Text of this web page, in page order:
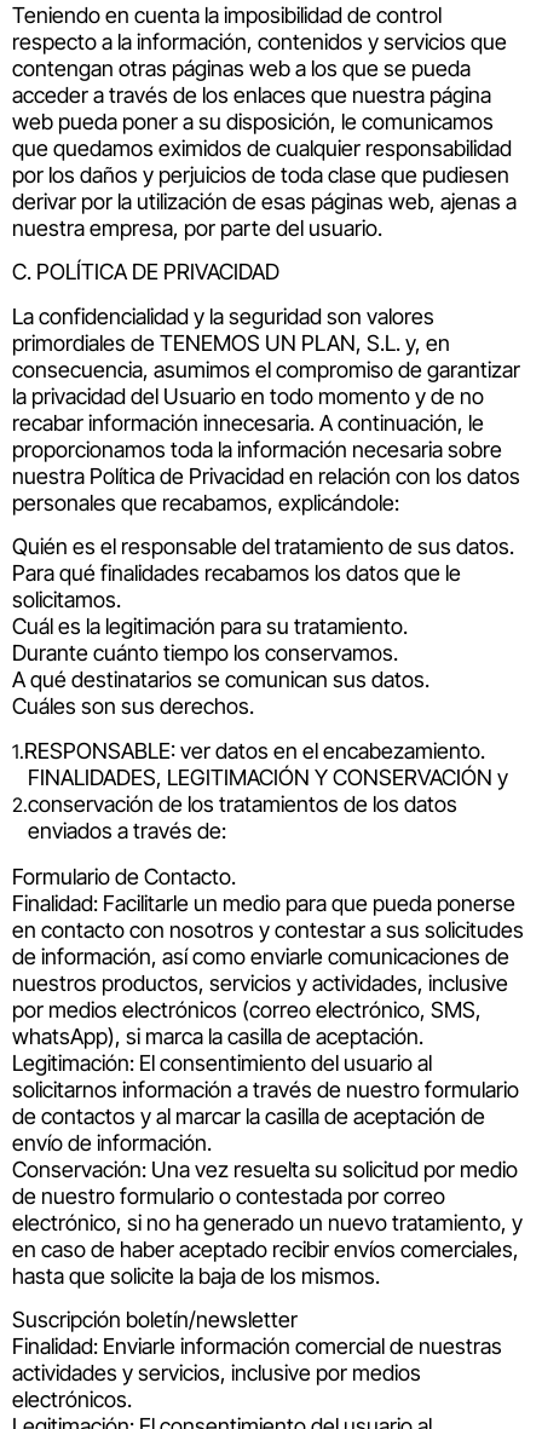
Teniendo en cuenta la imposibilidad de control
respecto a la información, contenidos y servicios que
contengan otras páginas web a los que se pueda
acceder a través de los enlaces que nuestra página
web pueda poner a su disposición, le comunicamos
que quedamos eximidos de cualquier responsabilidad
por los daños y perjuicios de toda clase que pudiesen
derivar por la utilización de esas páginas web, ajenas a
nuestra empresa, por parte del usuario.
C. POLÍTICA DE PRIVACIDAD
La confidencialidad y la seguridad son valores
primordiales de TENEMOS UN PLAN, S.L. y, en
consecuencia, asumimos el compromiso de garantizar
la privacidad del Usuario en todo momento y de no
recabar información innecesaria. A continuación, le
proporcionamos toda la información necesaria sobre
nuestra Política de Privacidad en relación con los datos
personales que recabamos, explicándole:
Quién es el responsable del tratamiento de sus datos.
Para qué finalidades recabamos los datos que le
solicitamos.
Cuál es la legitimación para su tratamiento.
Durante cuánto tiempo los conservamos.
A qué destinatarios se comunican sus datos.
Cuáles son sus derechos.
RESPONSABLE: ver datos en el encabezamiento.
FINALIDADES, LEGITIMACIÓN Y CONSERVACIÓN y
conservación de los tratamientos de los datos
enviados a través de:
Formulario de Contacto.
Finalidad: Facilitarle un medio para que pueda ponerse
en contacto con nosotros y contestar a sus solicitudes
de información, así como enviarle comunicaciones de
nuestros productos, servicios y actividades, inclusive
por medios electrónicos (correo electrónico, SMS,
whatsApp), si marca la casilla de aceptación.
Legitimación: El consentimiento del usuario al
solicitarnos información a través de nuestro formulario
de contactos y al marcar la casilla de aceptación de
envío de información.
Conservación: Una vez resuelta su solicitud por medio
de nuestro formulario o contestada por correo
electrónico, si no ha generado un nuevo tratamiento, y
en caso de haber aceptado recibir envíos comerciales,
hasta que solicite la baja de los mismos.
Suscripción boletín/newsletter
Finalidad: Enviarle información comercial de nuestras
actividades y servicios, inclusive por medios
electrónicos.